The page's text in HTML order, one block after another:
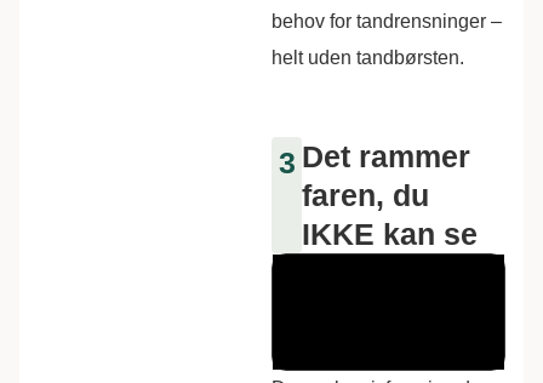
behov for tandrensninger –
helt uden tandbørsten.
3 Det rammer
faren, du
IKKE kan se